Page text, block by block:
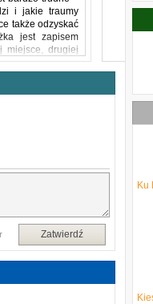
i jakie traumy
także odzyskać
jest zapisem
miejsce, drugiej
członków
śledztwo
wyłania się
przedwojennej
Zatwierdź